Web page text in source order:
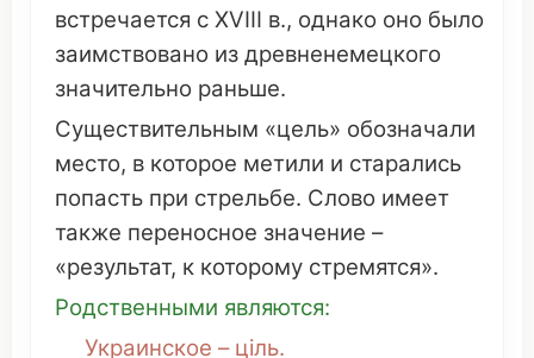
встречается с XVIII в., однако оно было
заимствовано из древненемецкого
значительно раньше.
Существительным «цель» обозначали
место, в которое метили и старались
попасть при стрельбе. Слово имеет
также переносное значение –
«результат, к которому стремятся».
Родственными являются:
Украинское – цiль.